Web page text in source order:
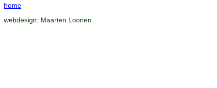
home
webdesign: Maarten Loonen